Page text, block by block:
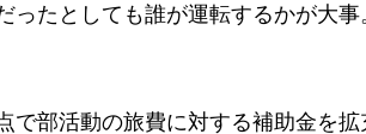
ったとしても誰が運転するかが大
部活動の旅費に対する補助金を